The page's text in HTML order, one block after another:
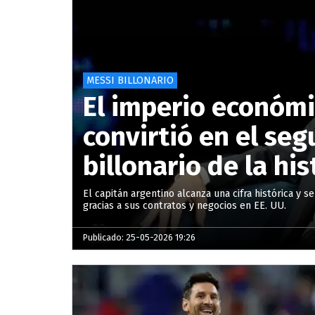
MESSI BILLONARIO
El imperio
convirtió en el
billonario de la
El capitán argentino alcanza una cifra histórica y
gracias a sus contratos y negocios en EE. UU.
Publicado: 25-05-2026 19:26